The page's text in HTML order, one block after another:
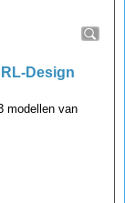
Design
modellen van